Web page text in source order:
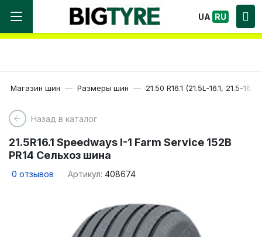
Мы работаем! Большой выбор Шин, быстрая
доставка по Украине!
UA RU
Магазин шин Размеры шин 21.50 R16.1 (21.5L-16.1, 21.5-16.1)
Назад в каталог
21.5R16.1 Speedways I-1 Farm Service 152B
PR14 Сельхоз шина
0 отзывов Артикул: 408674